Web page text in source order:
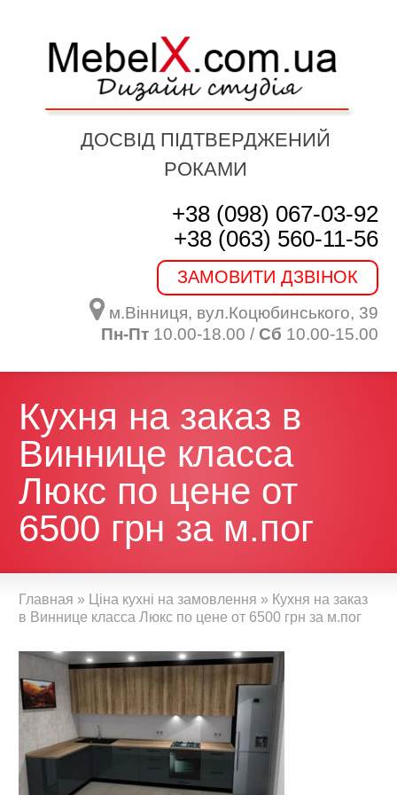
ДОСВІД ПІДТВЕРДЖЕНИЙ
РОКАМИ
+38 (098) 067-03-92
+38 (063) 560-11-56
ЗАМОВИТИ ДЗВІНОК
м.Вінниця, вул.Коцюбинського, 39
Пн-Пт10.00-18.00 / Сб 10.00-15.00
Кухня на заказ в
Виннице класса
Люкс по цене от
6500 грн за м.пог
Главная » Ціна кухні на замовлення » Кухня на заказ
в Виннице класса Люкс по цене от 6500 грн за м.пог